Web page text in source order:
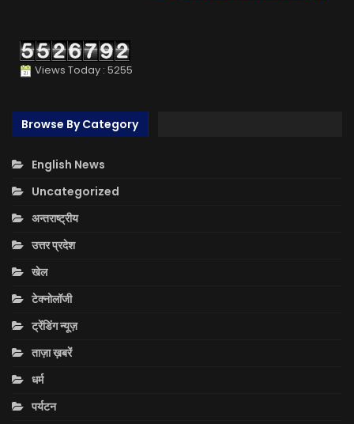
Views Today : 5255
Browse By Category
English News
Uncategorized
अन्तराष्ट्रीय
उत्तर प्रदेश
खेल
टेक्नोलॉजी
ट्रेंडिंग न्यूज़
ताज़ा ख़बरें
धर्म
पर्यटन